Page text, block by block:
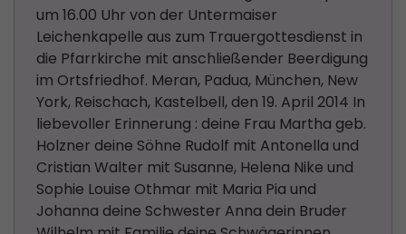
um 16.00 Uhr von der Untermaiser
Leichenkapelle aus zum Trauergottesdienst in
die Pfarrkirche mit anschließender Beerdigung
im Ortsfriedhof. Meran, Padua, München, New
York, Reischach, Kastelbell, den 19. April 2014 In
liebevoller Erinnerung : deine Frau Martha geb.
Holzner deine Söhne Rudolf mit Antonella und
Cristian Walter mit Susanne, Helena Nike und
Sophie Louise Othmar mit Maria Pia und
Johanna deine Schwester Anna dein Bruder